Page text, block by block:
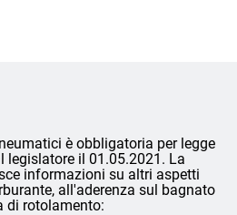
è obbligatoria per legge
legislatore il 01.05.2021. La
informazioni su altri aspetti
all'aderenza sul bagnato
di rotolamento: